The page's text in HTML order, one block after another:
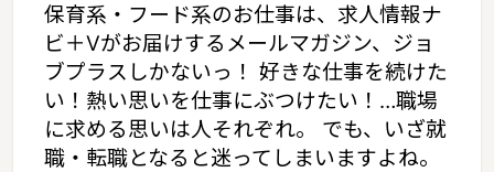
保育系・フード系のお仕事は、求人情報ナ
ビ＋Vがお届けするメールマガジン、ジョ
ブプラスしかないっ！ 好きな仕事を続けた
い！熱い思いを仕事にぶつけたい！…職場
に求める思いは人それぞれ。 でも、いざ就
職・転職となると迷ってしまいますよね。